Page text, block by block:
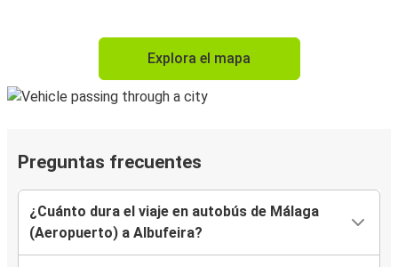
Explora el mapa
Preguntas frecuentes
¿Cuánto dura el viaje en autobús de Málaga
(Aeropuerto) a Albufeira?